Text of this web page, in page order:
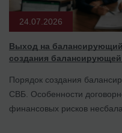
24.07.2026
Выход на
создания
Порядок создания
СВБ. Особенности
финансовых рисков